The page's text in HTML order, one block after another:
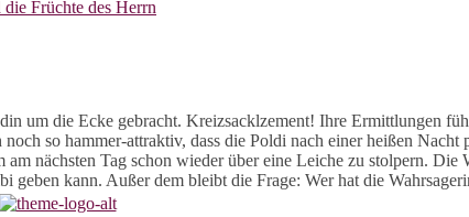
um die Ecke gebracht. Kreizsacklzement! Ihre Ermittlungen
so hammer-attraktiv, dass die Poldi nach einer heißen Nacht
nächsten Tag schon wieder über eine Leiche zu stolpern. Die
geben kann. Außer dem bleibt die Frage: Wer hat die